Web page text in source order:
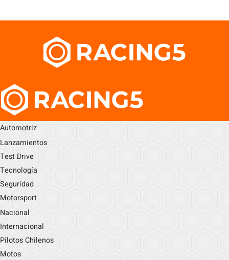
Automotriz
Lanzamientos
Test Drive
Tecnología
Seguridad
Motorsport
Nacional
Internacional
Pilotos Chilenos
Motos